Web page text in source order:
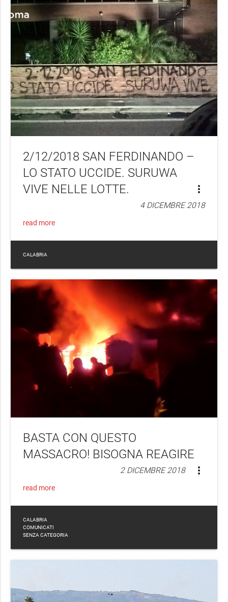
2/12/2018 SAN FERDINANDO –
LO STATO UCCIDE. SURUWA
VIVE NELLE LOTTE.
more_vert
4 DICEMBRE 2018
read more
CALABRIA
BASTA CON QUESTO
MASSACRO! BISOGNA REAGIRE
more_vert
2 DICEMBRE 2018
read more
CALABRIA
COMUNICATI
SENZA CATEGORIA